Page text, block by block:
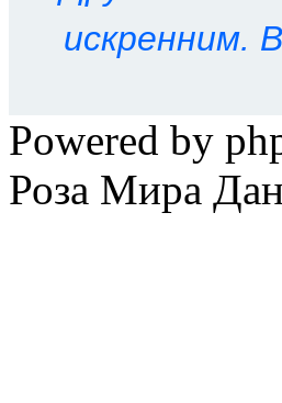
искренним.
Powered by
Роза Мира